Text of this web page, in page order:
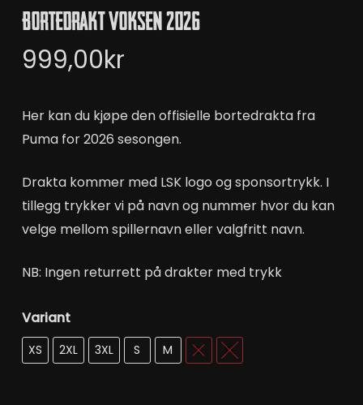
Bortedrakt Voksen 2026
999,00kr
Her kan du kjøpe den offisielle bortedrakta fra
Puma for 2026 sesongen.
Drakta kommer med LSK logo og sponsortrykk. I
tillegg trykker vi på navn og nummer hvor du kan
velge mellom spillernavn eller valgfritt navn.
NB: Ingen returrett på drakter med trykk
Variant
Velg et alternativ
XS 2XL 3XL S M L XL